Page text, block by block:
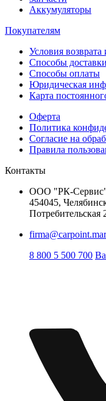
Аккумуляторы
Покупателям
Условия возврата
Способы доставки
Способы оплаты
Юридическая
Карта
Оферта
Политика
Согласие на
Правила
Контакты
ООО "РК-
454045,
Потребительская
8 800 5 500 700